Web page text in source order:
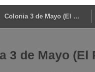
Colonia 3 de Mayo (El ...
3 de Mayo